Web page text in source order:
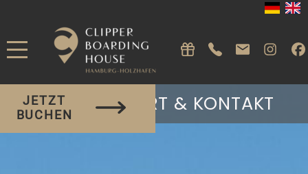
LAGE, ANFAHRT & KONTAKT
JETZT
BUCHEN